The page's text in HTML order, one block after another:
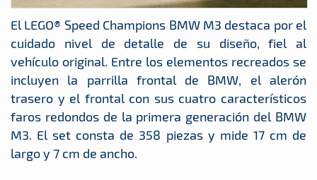
El LEGO® Speed Champions BMW M3 destaca por el
cuidado nivel de detalle de su diseño, fiel al
vehículo original. Entre los elementos recreados se
incluyen la parrilla frontal de BMW, el alerón
trasero y el frontal con sus cuatro característicos
faros redondos de la primera generación del BMW
M3. El set consta de 358 piezas y mide 17 cm de
largo y 7 cm de ancho.